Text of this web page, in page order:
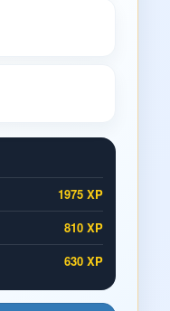
1975 XP
810 XP
630 XP